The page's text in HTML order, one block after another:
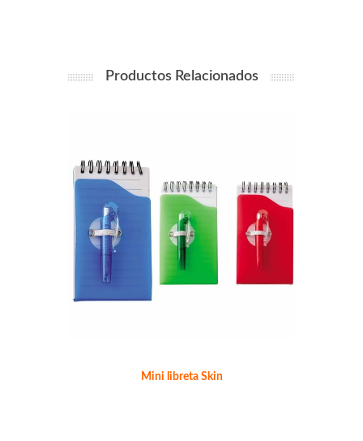
Productos Relacionados
Mini libreta Skin